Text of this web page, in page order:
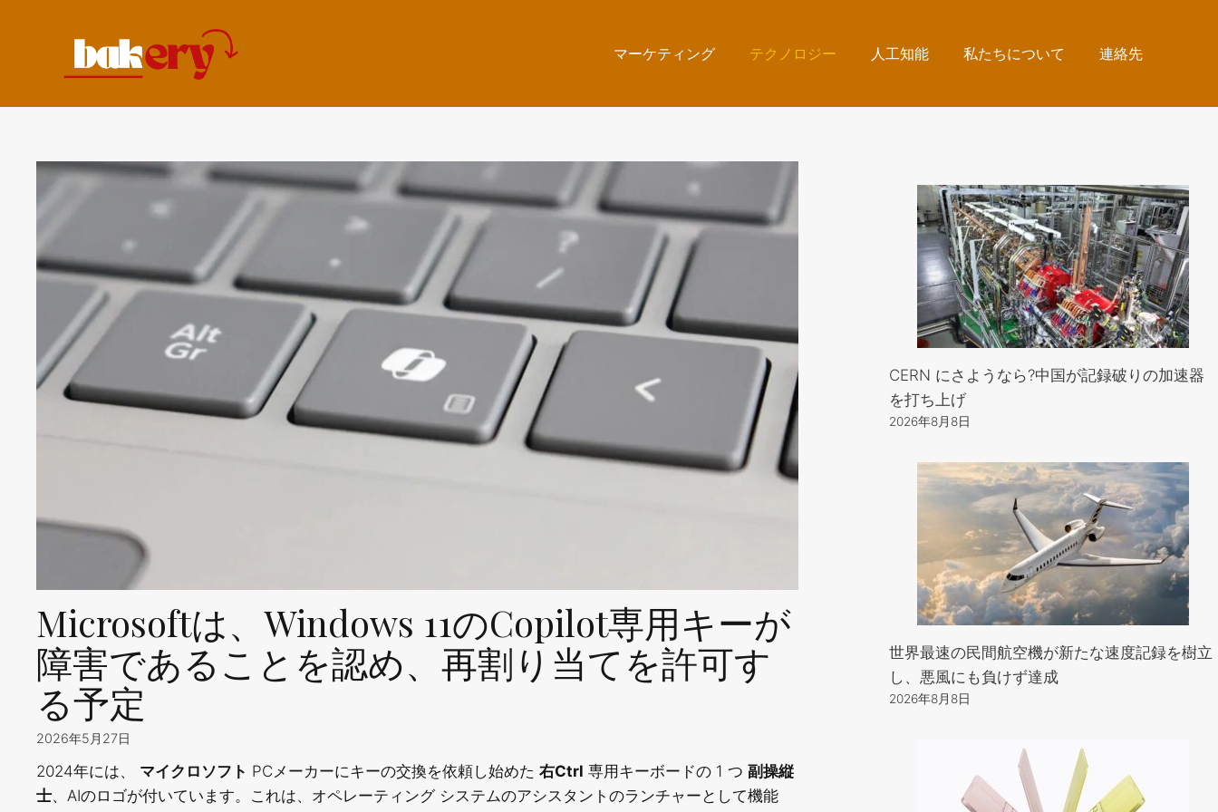
ツ
マーケティング テクノロジー 人工知能 私たちについて 連絡先
Microsoftは、Windows 11のCopilot専用キーが
障害であることを認め、再割り当てを許可す
る予定
2026年5月27日
2024年には、 マイクロソフト PCメーカーにキーの交換を依頼し始めた 右Ctrl 専用キーボードの 1 つ 副操縦
士、AIのロゴが付いています。これは、オペレーティング システムのアシスタントのランチャーとして機能
CERN にさようなら?中国が記録破りの加速器
を打ち上げ
2026年8月8日
世界最速の民間航空機が新たな速度記録を樹立
し、悪風にも負けず達成
2026年8月8日